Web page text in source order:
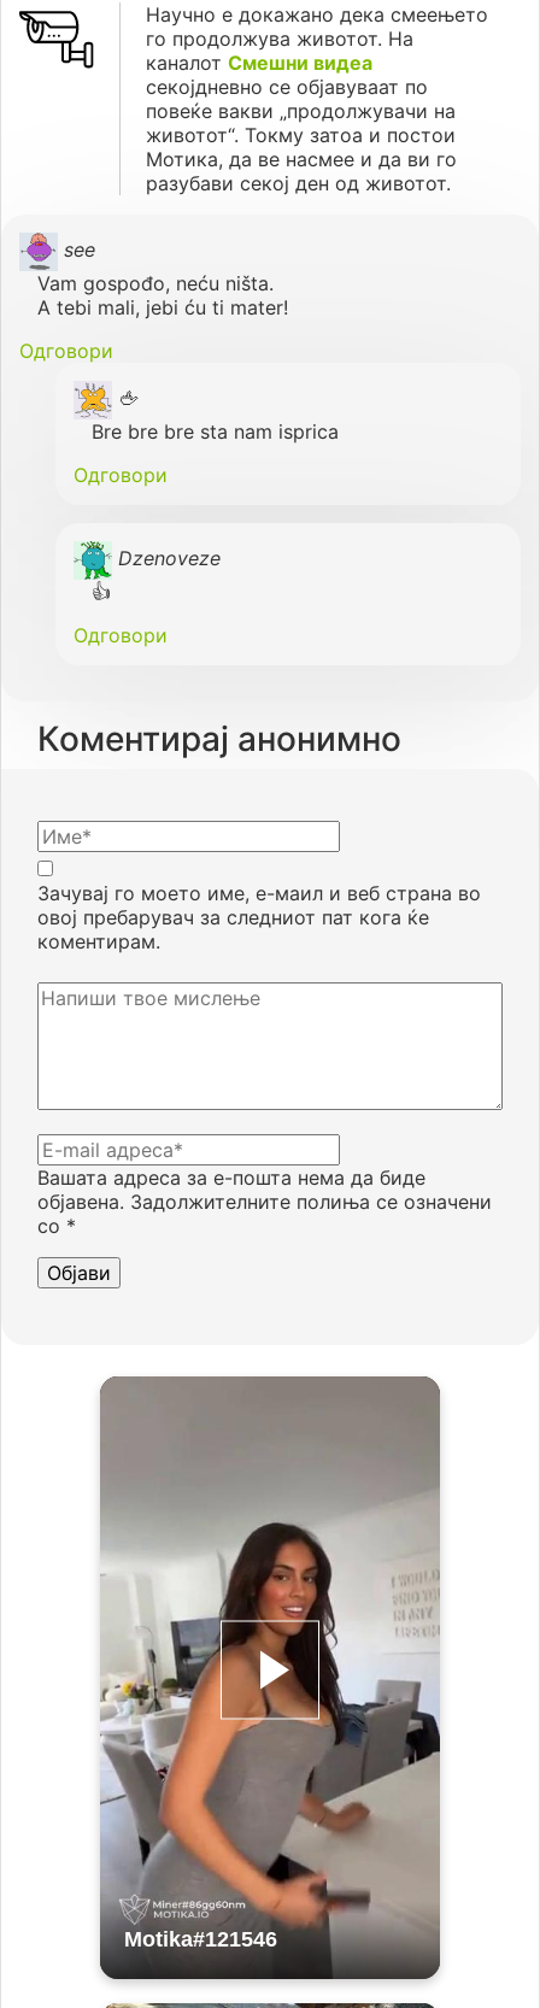
Научно е докажано дека смеењето
го продолжува животот. На
каналот Смешни видеа
секојдневно се објавуваат по
повеќе вакви „продолжувачи на
животот“. Токму затоа и постои
Мотика, да ве насмее и да ви го
разубави секој ден од животот.
see
Vam gospođo, neću ništa.
A tebi mali, jebi ću ti mater!
Одговори
🖕
Bre bre bre sta nam isprica
Одговори
Dzenoveze
👍
Одговори
Коментирај анонимно
Вашата адреса за е-пошта нема да биде
објавена. Задолжителните полиња се означени
со *
Зачувај го моето име, е-маил и веб страна во
овој пребарувач за следниот пат кога ќе
коментирам.